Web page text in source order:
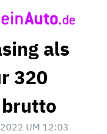
als
320
2022 UM 12:03